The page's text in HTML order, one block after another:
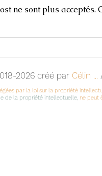
ne sont plus
2026 créé par Célin ...
par la loi sur la propriété
de la propriété intellectuelle, ne peut